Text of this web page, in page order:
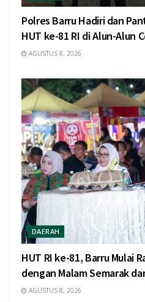
Polres Barru Hadiri dan
HUT ke-81 RI di Alun-Alun
AGUSTUS 8, 2026
DAERAH
HUT RI ke-81, Barru Mulai
dengan Malam Semarak
AGUSTUS 8, 2026